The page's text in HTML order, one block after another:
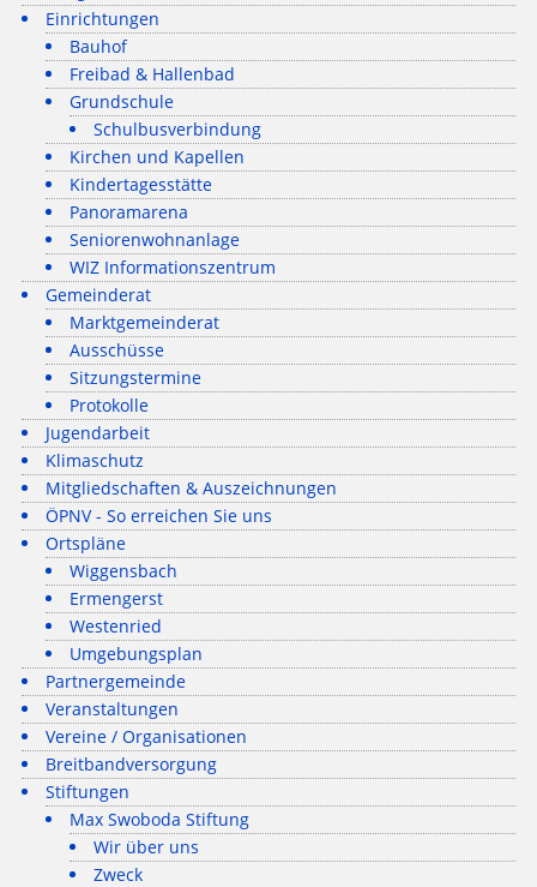
Einrichtungen
Bauhof
Freibad & Hallenbad
Grundschule
Schulbusverbindung
Kirchen und Kapellen
Kindertagesstätte
Panoramarena
Seniorenwohnanlage
WIZ Informationszentrum
Gemeinderat
Marktgemeinderat
Ausschüsse
Sitzungstermine
Protokolle
Jugendarbeit
Klimaschutz
Mitgliedschaften & Auszeichnungen
ÖPNV - So erreichen Sie uns
Ortspläne
Wiggensbach
Ermengerst
Westenried
Umgebungsplan
Partnergemeinde
Veranstaltungen
Vereine / Organisationen
Breitbandversorgung
Stiftungen
Max Swoboda Stiftung
Wir über uns
Zweck